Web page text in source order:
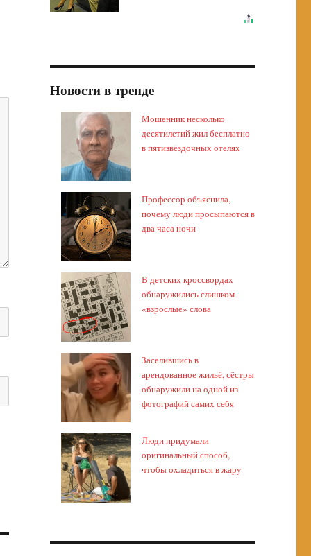
Новости в тренде
Мошенник несколько
десятилетий жил бесплатно
в пятизвёздочных отелях
Профессор объяснила,
почему люди просыпаются в
два часа ночи
В детских кроссвордах
обнаружились слишком
«взрослые» слова
Заселившись в
арендованное жильё, сёстры
обнаружили на одной из
фотографий самих себя
Люди придумали
оригинальный способ,
чтобы охладиться в жару